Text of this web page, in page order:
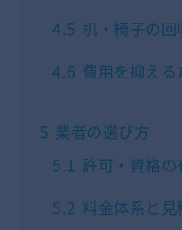
4.5 机・椅子の
4.6 費用を抑え
5 業者の選び方
5.1 許可・資格の
5.2 料金体系と